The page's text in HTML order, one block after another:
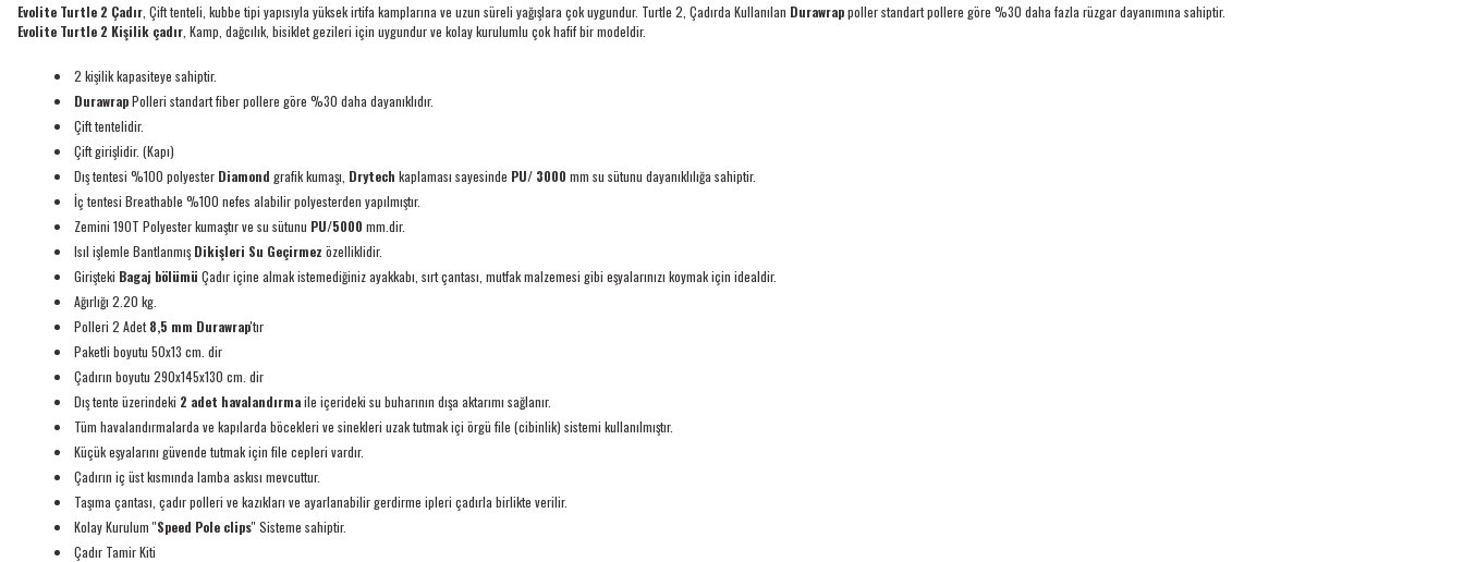
Evolite Turtle 2 Çadır , Çift tenteli, kubbe tipi yapısıyla yüksek irtifa kamplarına ve uzun süreli yağışlara çok uygundur. Turtle 2, Çadırda Kullanılan Durawrappoller standart pollere göre %30 daha fazla rüzgar dayanımına sahiptir.
Evolite Turtle 2 Kişilik çadır , Kamp, dağcılık, bisiklet gezileri için uygundur ve kolay kurulumlu çok hafif bir modeldir.
2 kişilik kapasiteye sahiptir.
DurawrapPolleri standart fiber pollere göre %30 daha dayanıklıdır.
Çift tentelidir.
Çift girişlidir. (Kapı)
Dış tentesi %100 polyester Diamond grafik kumaşı, Drytech kaplaması sayesinde PU/ 3000 mm su sütunu dayanıklılığa sahiptir.
İç tentesi Breathable %100 nefes alabilir polyesterden yapılmıştır.
Zemini 190T Polyester kumaştır ve su sütunu PU/5000 mm.dir.
Isıl işlemle Bantlanmış Dikişleri Su Geçirmez özelliklidir.
Girişteki Bagaj bölümü Çadır içine almak istemediğiniz ayakkabı, sırt çantası, mutfak malzemesi gibi eşyalarınızı koymak için idealdir.
Ağırlığı 2.20 kg.
Polleri 2 Adet8,5 mm Durawrap'tır
Paketli boyutu 50x13 cm. dir
Çadırın boyutu 290x145x130 cm. dir
Dış tente üzerindeki 2 adet havalandırmaile içerideki su buharının dışa aktarımı sağlanır.
Tüm havalandırmalarda ve kapılarda böcekleri ve sinekleri uzak tutmak içi örgü file (cibinlik) sistemi kullanılmıştır.
Küçük eşyalarını güvende tutmak için file cepleri vardır.
Çadırın iç üst kısmında lamba askısı mevcuttur.
Taşıma çantası, çadır polleri ve kazıkları ve ayarlanabilir gerdirme ipleri çadırla birlikte verilir.
Kolay Kurulum ''Speed Pole clips'' Sisteme sahiptir.
Çadır Tamir Kiti